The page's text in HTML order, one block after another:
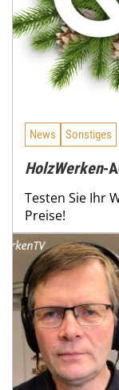
News Sonstiges
HolzWerken-
Testen Sie Ihr
Preise!